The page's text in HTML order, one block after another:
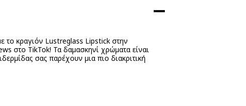
το κραγιόν Lustreglass Lipstick στην
στο TikTok! Τα δαμασκηνί χρώματα είναι
σας παρέχουν μια πιο διακριτική